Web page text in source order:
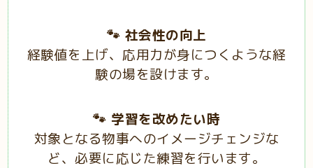
🐾 社会性の向上
経験値を上げ、応用力が身につくような経
験の場を設けます。
🐾 学習を改めたい時
対象となる物事へのイメージチェンジな
ど、必要に応じた練習を行います。